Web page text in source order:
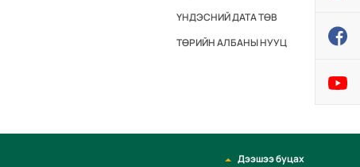
ҮНДЭСНИЙ ДАТА ТӨВ
ТӨРИЙН АЛБАНЫ НУУЦ
Дээшээ буцах